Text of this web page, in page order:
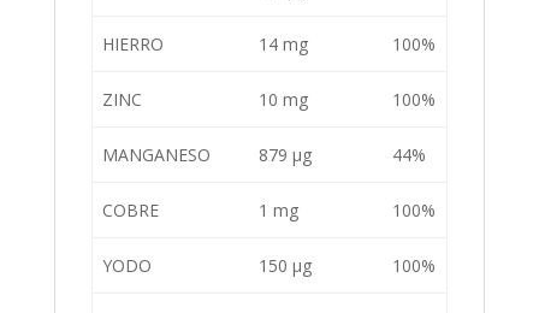
HIERRO 14 mg 100%
ZINC 10 mg 100%
MANGANESO 879 µg 44%
COBRE 1 mg 100%
YODO 150 µg 100%